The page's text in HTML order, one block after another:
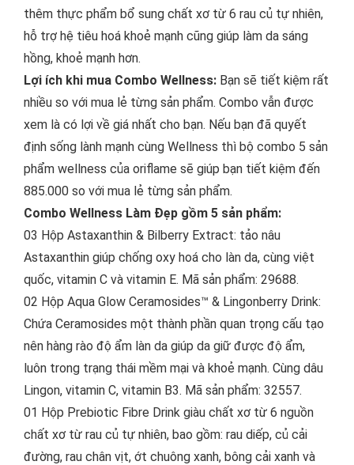
thêm thực phẩm bổ sung chất xơ từ 6 rau củ tự nhiên,
hỗ trợ hệ tiêu hoá khoẻ mạnh cũng giúp làm da sáng
hồng, khoẻ mạnh hơn.
Lợi ích khi mua Combo Wellness: Bạn sẽ tiết kiệm rất
nhiều so với mua lẻ từng sản phẩm. Combo vẫn được
xem là có lợi về giá nhất cho bạn. Nếu bạn đã quyết
định sống lành mạnh cùng Wellness thì bộ combo 5 sản
phẩm wellness của oriflame sẽ giúp bạn tiết kiệm đến
885.000 so với mua lẻ từng sản phẩm.
Combo Wellness Làm Đẹp gồm 5 sản phẩm:
03 Hộp Astaxanthin & Bilberry Extract: tảo nâu
Astaxanthin giúp chống oxy hoá cho làn da, cùng việt
quốc, vitamin C và vitamin E. Mã sản phẩm: 29688.
02 Hộp Aqua Glow Ceramosides™ & Lingonberry Drink:
Chứa Ceramosides một thành phần quan trọng cấu tạo
nên hàng rào độ ẩm làn da giúp da giữ được độ ẩm,
luôn trong trạng thái mềm mại và khoẻ mạnh. Cùng dâu
Lingon, vitamin C, vitamin B3. Mã sản phẩm: 32557.
01 Hộp Prebiotic Fibre Drink giàu chất xơ từ 6 nguồn
chất xơ từ rau củ tự nhiên, bao gồm: rau diếp, củ cải
đường, rau chân vịt, ớt chuông xanh, bông cải xanh và